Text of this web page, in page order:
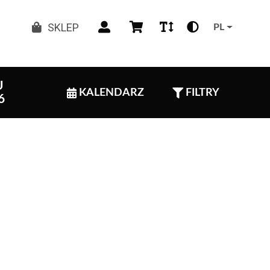
SKLEP PL
KALENDARZ FILTRY